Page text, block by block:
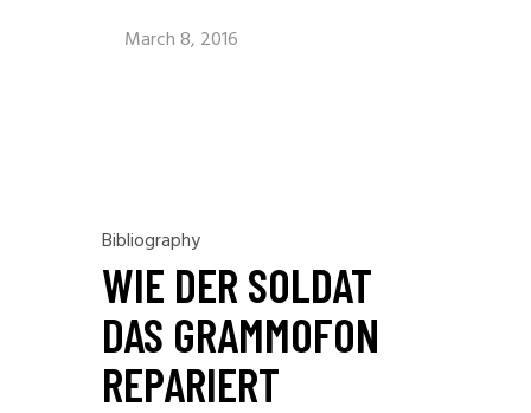
March 8, 2016
Bibliography
WIE DER SOLDAT
DAS GRAMMOFON
REPARIERT